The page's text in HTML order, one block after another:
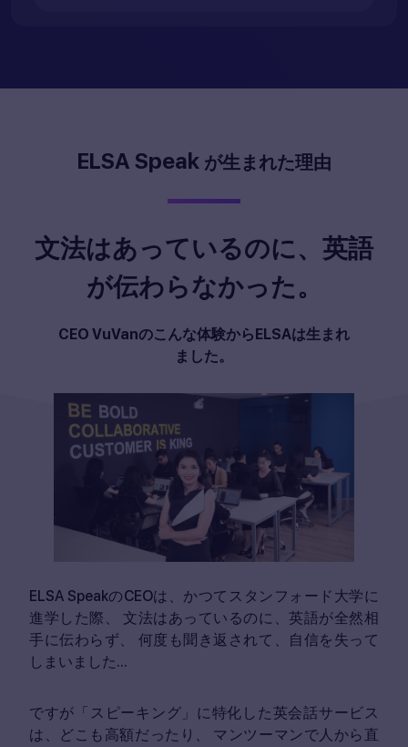
ELSA Speak が生まれた理由
文法はあっているのに、英語
が伝わらなかった。
CEO VuVanのこんな体験からELSAは生まれ
ました。
ELSA SpeakのCEOは、かつてスタンフォード大学に
進学した際、
文法はあっているのに、英語が全然相
手に伝わらず、
何度も聞き返されて、自信を失って
しまいました...
ですが「スピーキング」に特化した英会話サービス
は、どこも高額だったり、
マンツーマンで人から直